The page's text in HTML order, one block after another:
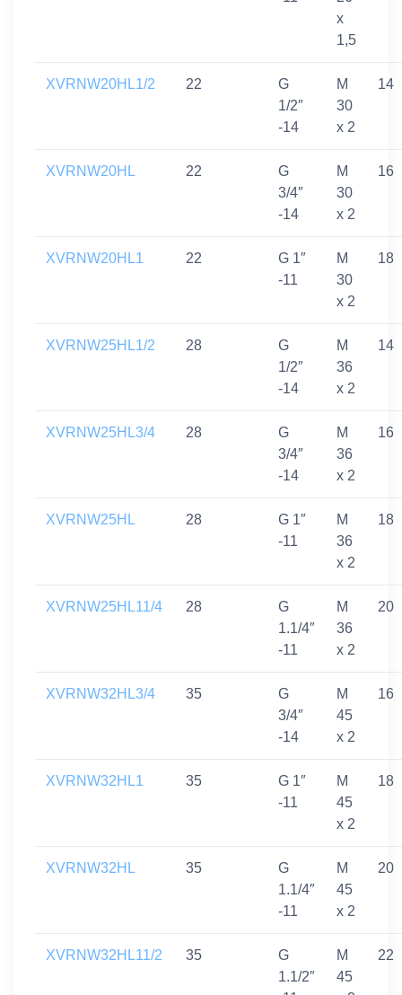
x
1,5
XVRNW20HL1/2 22
G
1/2″
-14
M
30
x 2
14
XVRNW20HL 22
G
3/4″
-14
M
30
x 2
16
XVRNW20HL1 22
G 1″
-11
M
30
x 2
18
XVRNW25HL1/2 28
G
1/2″
-14
M
36
x 2
14
XVRNW25HL3/4 28
G
3/4″
-14
M
36
x 2
16
XVRNW25HL 28
G 1″
-11
M
36
x 2
18
XVRNW25HL11/4 28
G
1.1/4″
-11
M
36
x 2
20
XVRNW32HL3/4 35
G
3/4″
-14
M
45
x 2
16
XVRNW32HL1 35
G 1″
-11
M
45
x 2
18
XVRNW32HL 35
G
1.1/4″
-11
M
45
x 2
20
XVRNW32HL11/2 35
G
1.1/2″
M
45
22